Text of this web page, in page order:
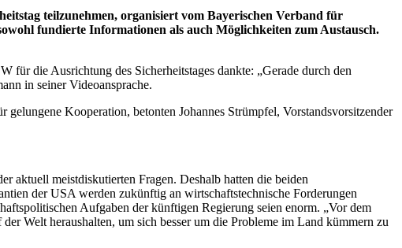
teilzunehmen, organisiert vom Bayerischen Verband für
fundierte Informationen als auch Möglichkeiten zum Austausch.
die Ausrichtung des Sicherheitstages dankte: „Gerade durch den
in seiner Videoansprache.
Kooperation, betonten Johannes Strümpfel, Vorstandsvorsitzender
aktuell meistdiskutierten Fragen. Deshalb hatten die beiden
der USA werden zukünftig an wirtschaftstechnische Forderungen
Aufgaben der künftigen Regierung seien enorm. „Vor dem
Welt heraushalten, um sich besser um die Probleme im Land kümmern zu